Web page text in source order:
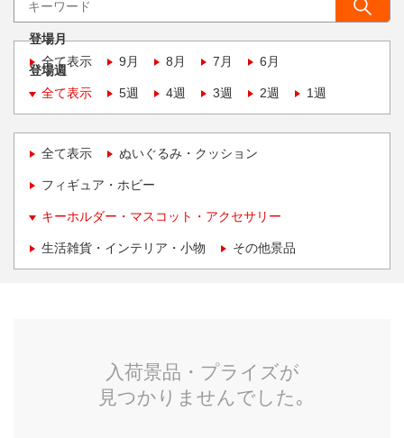
登場月
全て表示
9月 8月 7月 6月
登場週
全て表示
5週 4週 3週 2週 1週
全て表示 ぬいぐるみ・クッション
フィギュア・ホビー
キーホルダー・マスコット・アクセサリー
生活雑貨・インテリア・小物 その他景品